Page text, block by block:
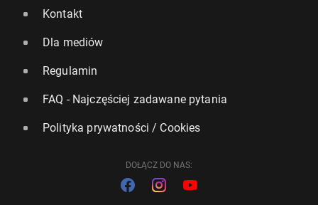
Kontakt
Dla mediów
Regulamin
FAQ - Najczęściej zadawane pytania
Polityka prywatności / Cookies
DOŁĄCZ DO NAS: